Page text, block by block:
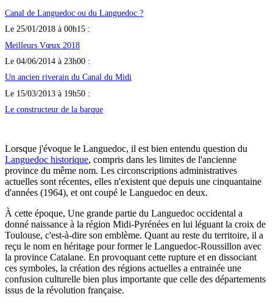
Canal de Languedoc ou du Languedoc ?
Le 25/01/2018 à 00h15 :
Meilleurs Vœux 2018
Le 04/06/2014 à 23h00 :
Un ancien riverain du Canal du Midi
Le 15/03/2013 à 19h50 :
Le constructeur de la barque
Lorsque j'évoque le Languedoc, il est bien entendu question du
Languedoc historique, compris dans les limites de l'ancienne
province du même nom. Les circonscriptions administratives
actuelles sont récentes, elles n'existent que depuis une cinquantaine
d'années (1964), et ont coupé le Languedoc en deux.
À cette époque, Une grande partie du Languedoc occidental a
donné naissance à la région Midi-Pyrénées en lui léguant la croix de
Toulouse, c'est-à-dire son emblème. Quant au reste du territoire, il a
reçu le nom en héritage pour former le Languedoc-Roussillon avec
la province Catalane. En provoquant cette rupture et en dissociant
ces symboles, la création des régions actuelles a entrainée une
confusion culturelle bien plus importante que celle des départements
issus de la révolution française.